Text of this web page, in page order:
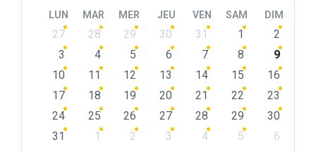
LUN MAR MER JEU VEN SAM DIM
Skip
calendar
27 28 29 30 31 1
2
3
4 5 6 7 8
9
10
11 12 13 14 15
16
17
18 19 20 21 22
23
24
25 26 27 28 29
30
31
1 2 3 4 5
6